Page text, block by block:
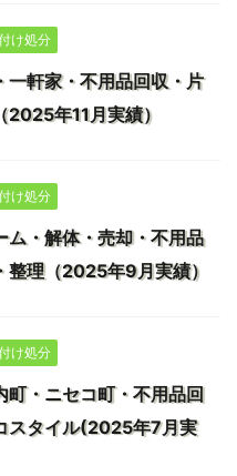
け処分
一軒家・不用品回収・片
2025年11月実績）
け処分
ム・解体・売却・不用品
整理（2025年9月実績）
け処分
町・ニセコ町・不用品回
スタイル(2025年7月実